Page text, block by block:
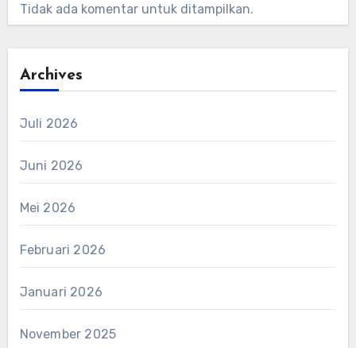
Tidak ada komentar untuk ditampilkan.
Archives
Juli 2026
Juni 2026
Mei 2026
Februari 2026
Januari 2026
November 2025